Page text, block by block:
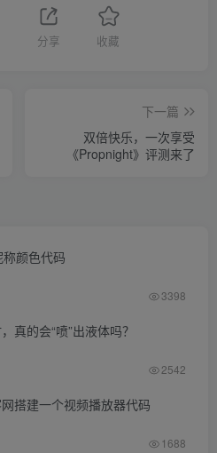
分享 收藏
下一篇
双倍快乐，一次享受
《Propnight》评测来了
颜色代码
3398
真的会“喷”出液体吗？
2542
搭建一个视频播放器代码
1688